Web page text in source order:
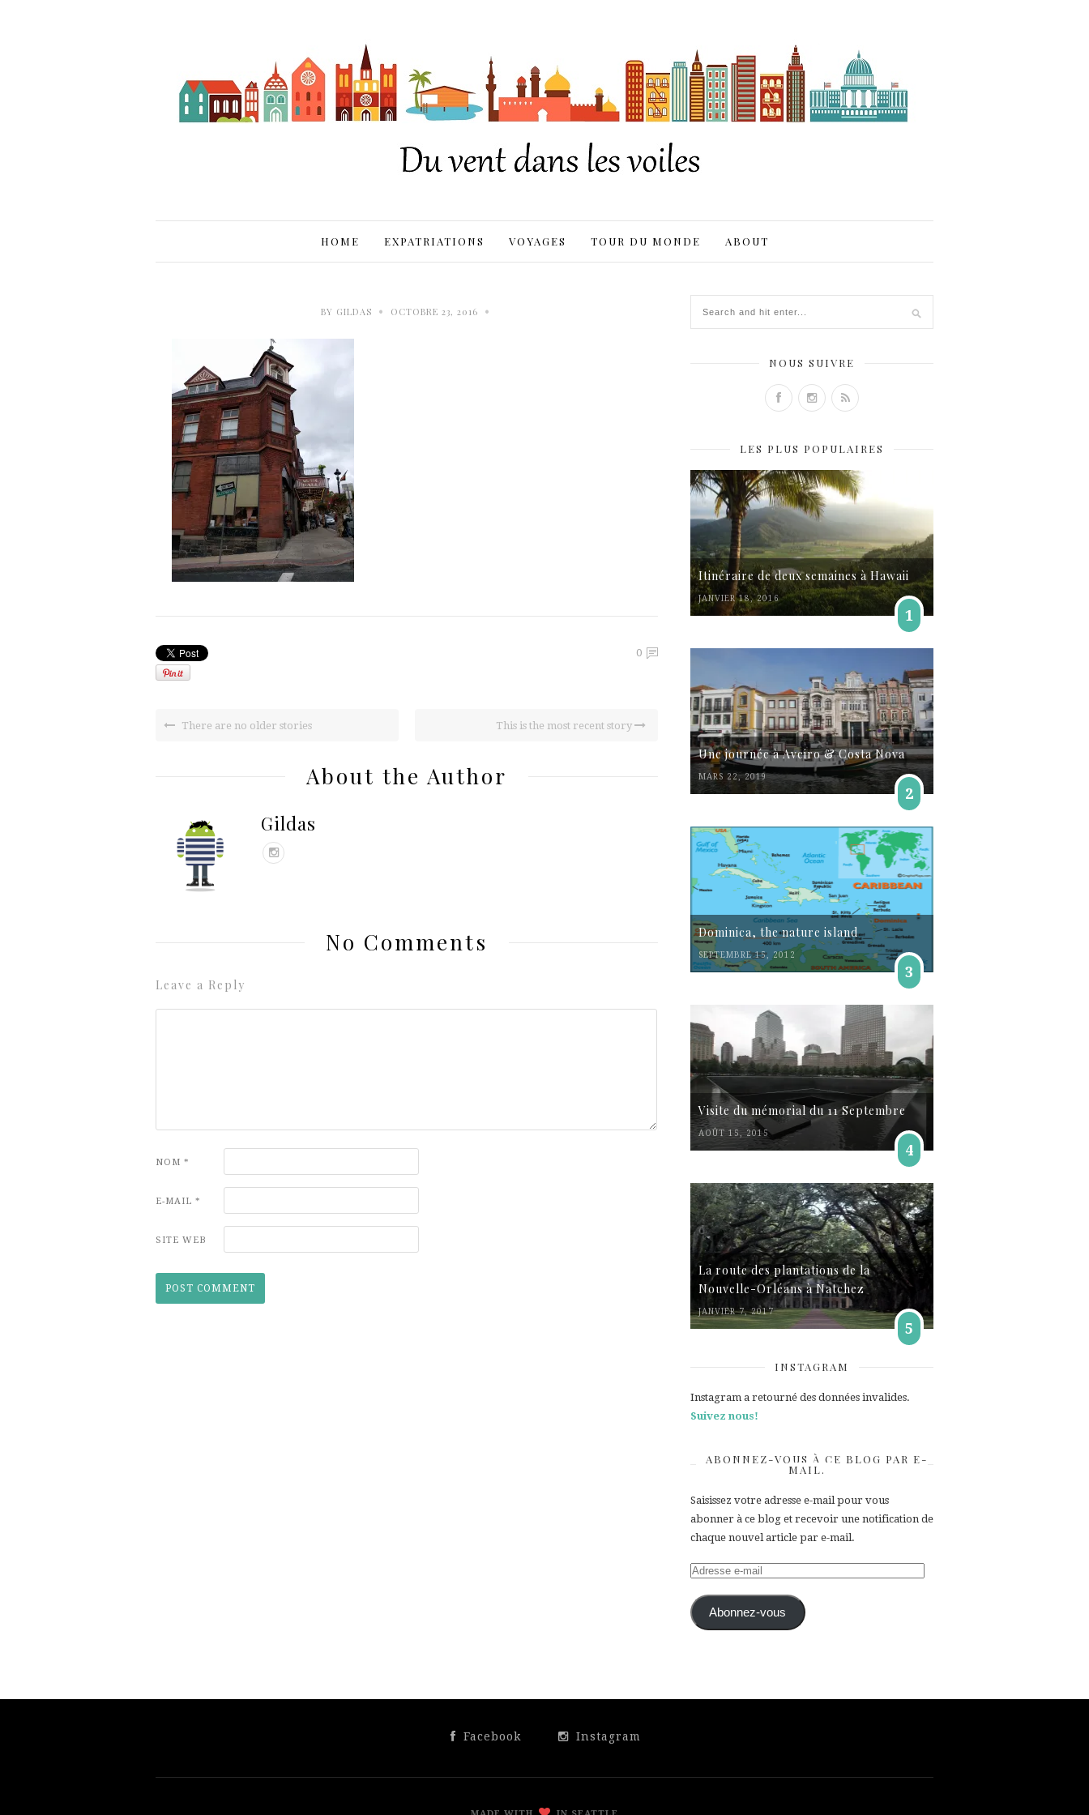
HOME EXPATRIATIONS VOYAGES TOUR DU MONDE ABOUT
BY GILDAS • OCTOBRE 23, 2016 •
0
There are no older stories This is the most recent story
About the Author
Gildas
No Comments
Leave a Reply
NOM *
E-MAIL *
SITE WEB
NOUS SUIVRE
LES PLUS POPULAIRES
Itinéraire de deux semaines à Hawaii
JANVIER 18, 2016
1
Une journée à Aveiro & Costa Nova
MARS 22, 2019
2
Dominica, the nature island
SEPTEMBRE 15, 2012
3
Visite du mémorial du 11 Septembre
AOÛT 15, 2015
4
La route des plantations de la
Nouvelle-Orléans à Natchez
JANVIER 7, 2017
5
INSTAGRAM
Instagram a retourné des données invalides.
Suivez nous!
ABONNEZ-VOUS À CE BLOG PAR E-
MAIL.
Saisissez votre adresse e-mail pour vous
abonner à ce blog et recevoir une notification de
chaque nouvel article par e-mail.
Adresse
mail Abonnez-vous
Facebook Instagram